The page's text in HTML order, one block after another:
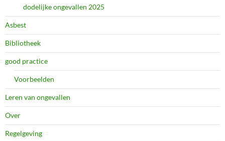
dodelijke ongevallen 2025
Asbest
Bibliotheek
good practice
Voorbeelden
Leren van ongevallen
Over
Regelgeving